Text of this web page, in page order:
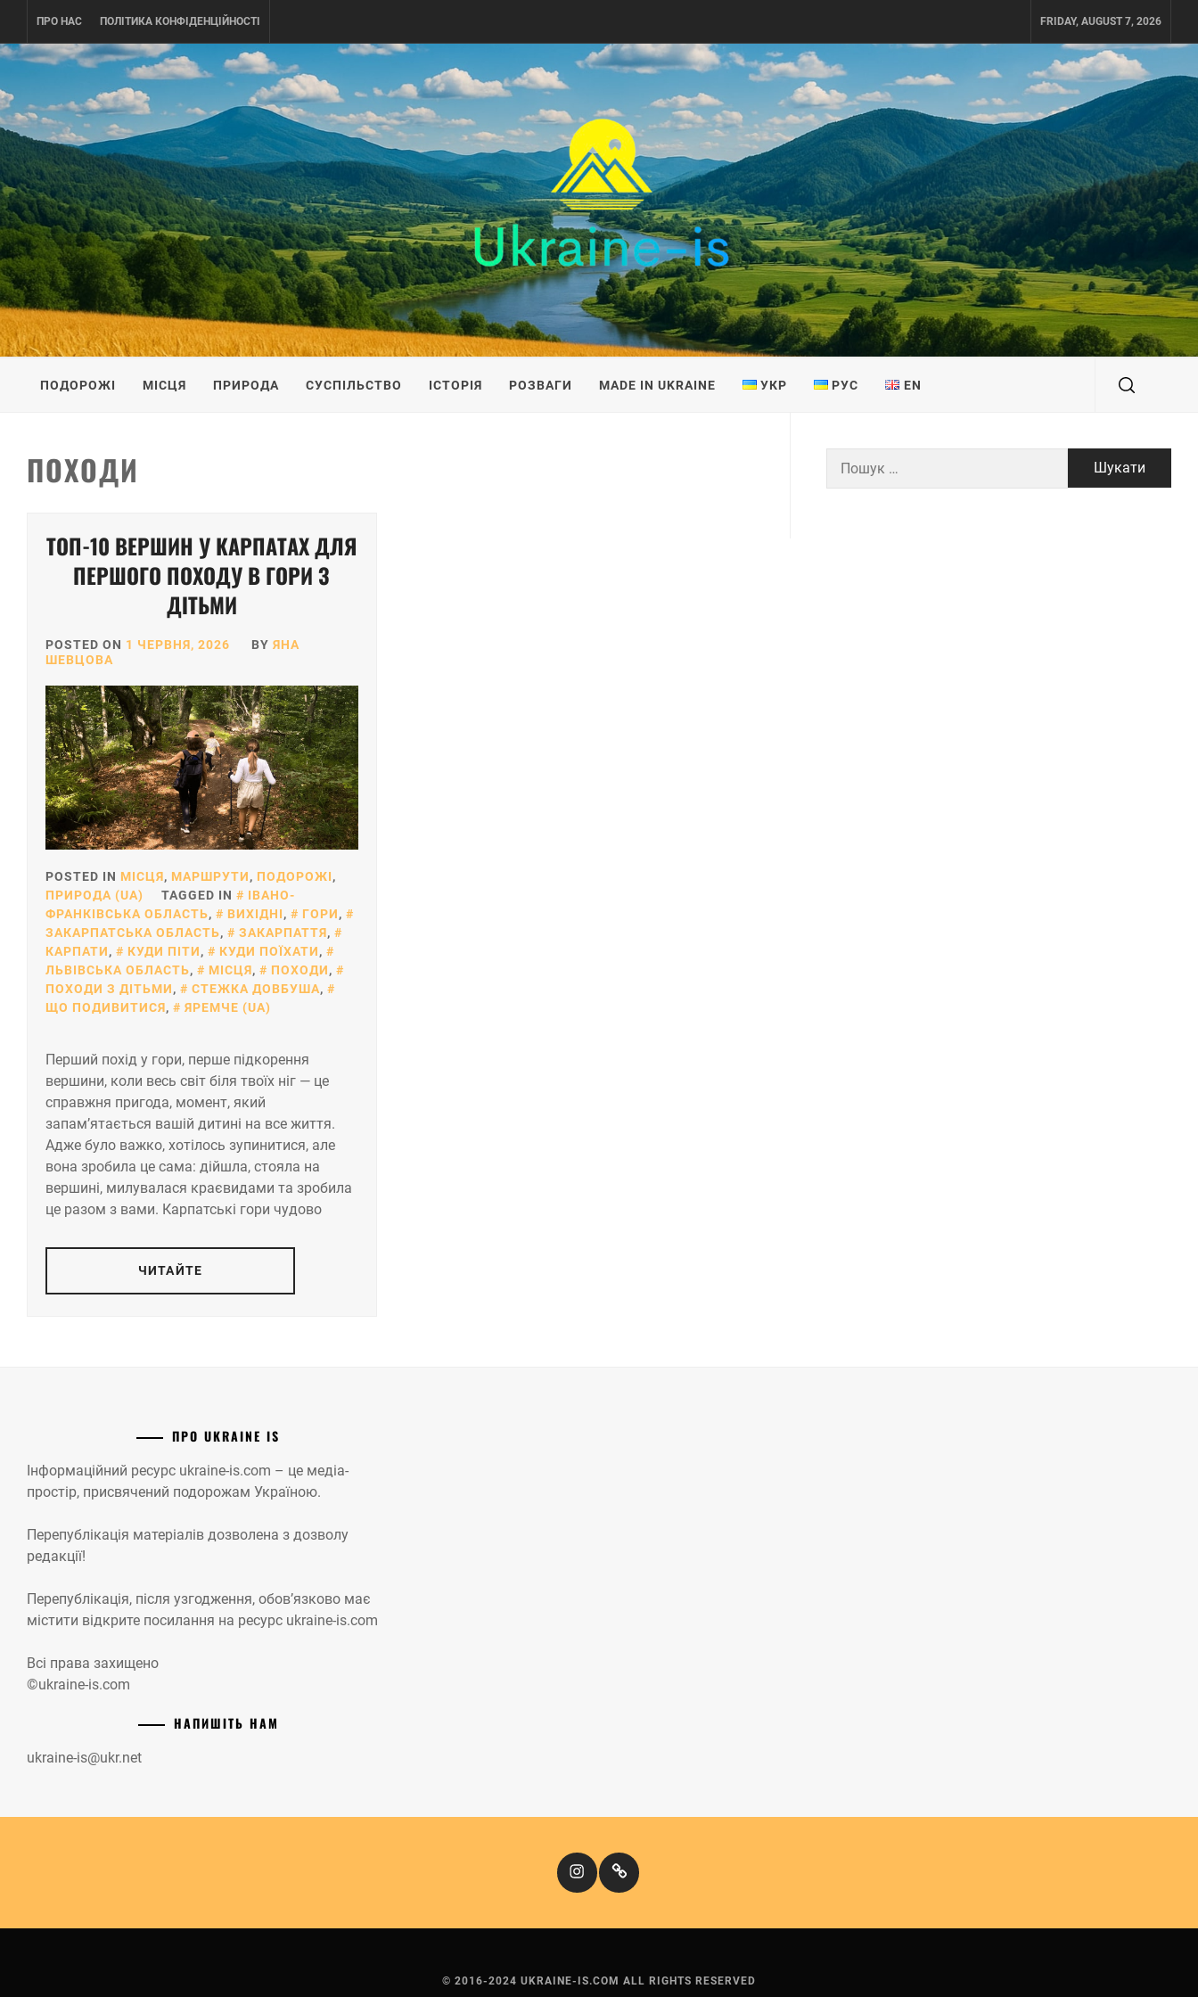
content
ПРО НАС ПОЛІТИКА КОНФІДЕНЦІЙНОСТІ FRIDAY, AUGUST 7, 2026
UKRAINE-IS
ПОДОРОЖI ПО УКРАЇНІ
ПОДОРОЖІ МІСЦЯ ПРИРОДА СУСПІЛЬСТВО ІСТОРІЯ РОЗВАГИ MADE IN UKRAINE УКР РУС EN
ПОХОДИ
ТОП-10 ВЕРШИН У КАРПАТАХ ДЛЯ
ПЕРШОГО ПОХОДУ В ГОРИ З
ДІТЬМИ
POSTED ON 1 ЧЕРВНЯ, 2026 BY ЯНА
ШЕВЦОВА
POSTED IN МІСЦЯ, МАРШРУТИ, ПОДОРОЖІ,
ПРИРОДА (UA)
TAGGED IN
ІВАНО-
ФРАНКІВСЬКА ОБЛАСТЬ, ВИХІДНІ, ГОРИ,
ЗАКАРПАТСЬКА ОБЛАСТЬ, ЗАКАРПАТТЯ,
КАРПАТИ, КУДИ ПІТИ, КУДИ ПОЇХАТИ,
ЛЬВІВСЬКА ОБЛАСТЬ, МІСЦЯ, ПОХОДИ,
ПОХОДИ З ДІТЬМИ, СТЕЖКА ДОВБУША,
ЩО ПОДИВИТИСЯ, ЯРЕМЧЕ (UA)
Перший похід у гори, перше підкорення
вершини, коли весь світ біля твоїх ніг — це
справжня пригода, момент, який
запам’ятається вашій дитині на все життя.
Адже було важко, хотілось зупинитися, але
вона зробила це сама: дійшла, стояла на
вершині, милувалася краєвидами та зробила
це разом з вами. Карпатські гори чудово
ЧИТАЙТЕ
ПРО UKRAINE IS
Інформаційний ресурс ukraine-is.com – це медіа-
простір, присвячений подорожам Україною.
Перепублікація матеріалів дозволена з дозволу
редакції!
Перепублікація, після узгодження, обов’язково має
містити відкрите посилання на ресурс ukraine-is.com
Всі права захищено
©ukraine-is.com
НАПИШІТЬ НАМ
ukraine-is@ukr.net
InstagramКіномандри
© 2016-2024 UKRAINE-IS.COM ALL RIGHTS RESERVED